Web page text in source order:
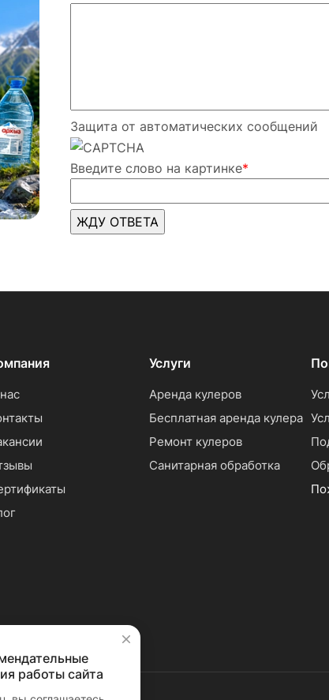
Защита от автоматических сообщений
Введите слово на картинке*
Услуги
Аренда кулеров
Бесплатная аренда кулера
Ремонт кулеров
Санитарная обработка
✕
работы сайта